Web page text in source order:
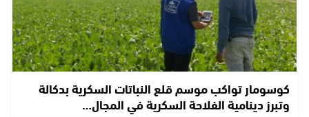
كوسومار تواكب موسم قلع النباتات السكرية بدكالة
وتبرز دينامية الفلاحة السكرية في المجال…